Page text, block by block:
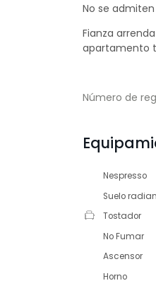
No se
Fianza
apartamento
Número de
Nespresso
Suelo
Tostador
No Fumar
Ascensor
Horno